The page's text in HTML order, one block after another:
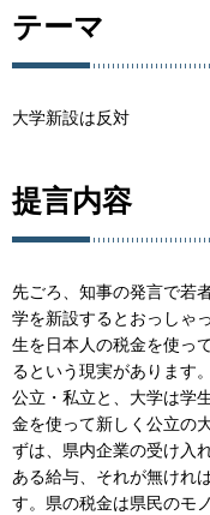
テーマ
大学新設は反対
提言内容
先ごろ、知事の発言で若
学を新設するとおっしゃ
生を日本人の税金を使っ
るという現実があります。
公立・私立と、大学は学
金を使って新しく公立の
ずは、県内企業の受け入
ある給与、それが無けれ
す。県の税金は県民のモ